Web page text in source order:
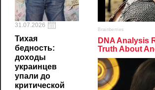
31.07.2026
Тихая
бедность:
доходы
украинцев
упали до
критической